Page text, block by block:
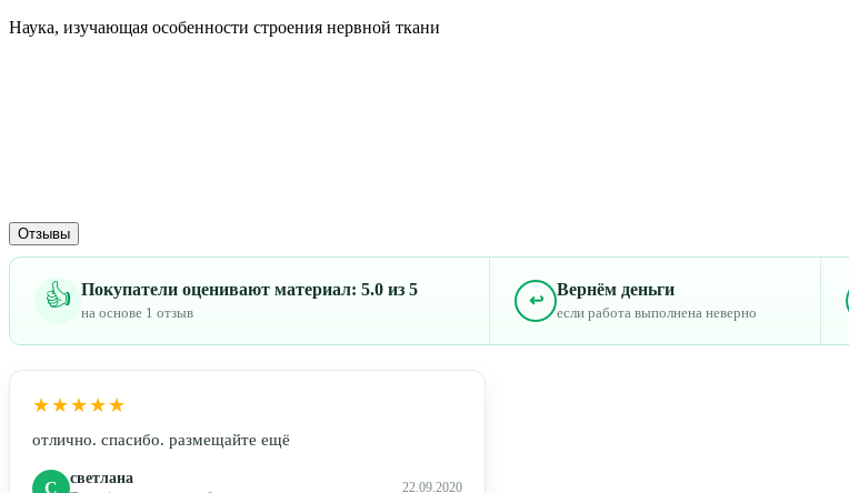
Наука, изучающая особенности строения нервной ткани
Отзывы
👍 Покупатели оценивают материал: 5.0 из 5
на основе 1 отзыв
↩
Вернём деньги
если работа выполнена неверно
★★★★★
отлично. спасибо. размещайте ещё
С светлана
22.09.2020